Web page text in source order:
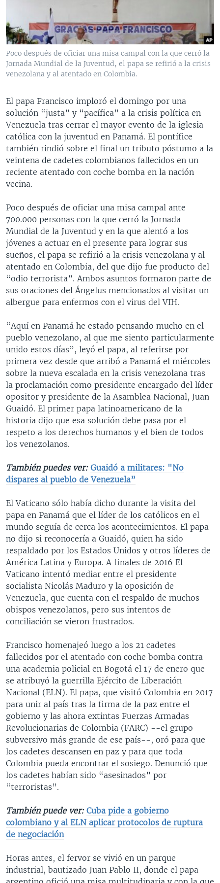
VENEZUELA
BRASIL
NICARAGUA
ECONOMÍA
ENTRETENIMIENTO Y CULTURA
TECNOLOGÍA
DEPORTES
CIENCIA Y SALUD
MULTIMEDIA
VIDEOS
FOTOGRAFÍA
AUDIOS
PROGRAMAS TV
EL MUNDO AL DÍA
FORO INTERAMERICANO
VISIÓN 360
LAS CLAVES
PANORAMA
RADIO
AVANCE INFORMATIVO
AUDIONOTICIAS
BUENOS DÍAS AMÉRICA
ESTADOS UNIDOS AL DÍA
EL MUNDO AL DÍA [RADIO]
FORO [RADIO]
DEPORTIVO INTERNACIONAL
NOTA ECONÓMICA
ENTRETENIMIENTO
DIRECT
DOCUMENTALES DE LA VOA
Learning English
SÍGANOS
Idiomas
Poco después de oficiar una misa campal con la que cerró la
Jornada Mundial de la Juventud, el papa se refirió a la crisis
venezolana y al atentado en Colombia.
El papa Francisco imploró el domingo por una
solución “justa” y “pacífica” a la crisis política en
Venezuela tras cerrar el mayor evento de la iglesia
católica con la juventud en Panamá. El pontífice
también rindió sobre el final un tributo póstumo a la
veintena de cadetes colombianos fallecidos en un
reciente atentado con coche bomba en la nación
vecina.
Poco después de oficiar una misa campal ante
700.000 personas con la que cerró la Jornada
Mundial de la Juventud y en la que alentó a los
jóvenes a actuar en el presente para lograr sus
sueños, el papa se refirió a la crisis venezolana y al
atentado en Colombia, del que dijo fue producto del
“odio terrorista”. Ambos asuntos formaron parte de
sus oraciones del Ángelus mencionados al visitar un
albergue para enfermos con el virus del VIH.
“Aquí en Panamá he estado pensando mucho en el
pueblo venezolano, al que me siento particularmente
unido estos días”, leyó el papa, al referirse por
primera vez desde que arribó a Panamá el miércoles
sobre la nueva escalada en la crisis venezolana tras
la proclamación como presidente encargado del líder
opositor y presidente de la Asamblea Nacional, Juan
Guaidó. El primer papa latinoamericano de la
historia dijo que esa solución debe pasa por el
respeto a los derechos humanos y el bien de todos
los venezolanos.
También puedes ver: Guaidó a militares: "No
dispares al pueblo de Venezuela”
El Vaticano sólo había dicho durante la visita del
papa en Panamá que el líder de los católicos en el
mundo seguía de cerca los acontecimientos. El papa
no dijo si reconocería a Guaidó, quien ha sido
respaldado por los Estados Unidos y otros líderes de
América Latina y Europa. A finales de 2016 El
Vaticano intentó mediar entre el presidente
socialista Nicolás Maduro y la oposición de
Venezuela, que cuenta con el respaldo de muchos
obispos venezolanos, pero sus intentos de
conciliación se vieron frustrados.
Francisco homenajeó luego a los 21 cadetes
fallecidos por el atentado con coche bomba contra
una academia policial en Bogotá el 17 de enero que
se atribuyó la guerrilla Ejército de Liberación
Nacional (ELN). El papa, que visitó Colombia en 2017
para unir al país tras la firma de la paz entre el
gobierno y las ahora extintas Fuerzas Armadas
Revolucionarias de Colombia (FARC) --el grupo
subversivo más grande de ese país--, oró para que
los cadetes descansen en paz y para que toda
Colombia pueda encontrar el sosiego. Denunció que
los cadetes habían sido “asesinados” por
“terroristas”.
También puede ver: Cuba pide a gobierno
colombiano y al ELN aplicar protocolos de ruptura
de negociación
Horas antes, el fervor se vivió en un parque
industrial, bautizado Juan Pablo II, donde el papa